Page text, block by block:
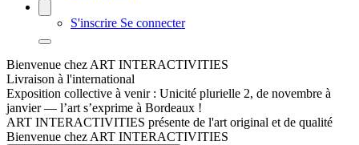
S'inscrire Se connecter
Bienvenue chez ART INTERACTIVITIES
Livraison à l'international
Exposition collective à venir : Unicité plurielle 2, de novembre à
janvier — l’art s’exprime à Bordeaux !
ART INTERACTIVITIES présente de l'art original et de qualité
Bienvenue chez ART INTERACTIVITIES